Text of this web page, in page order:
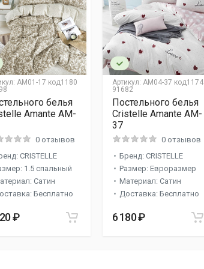
AM01-17 код1180
белья
Amante AM-
0 отзывов
CRISTELLE
1.5 спальный
Сатин
Бесплатно
₽
Артикул: AM04-37 код1174
91682
Постельного белья
Cristelle Amante AM-
37
0 отзывов
Бренд: CRISTELLE
Размер: Евроразмер
Материал: Сатин
Доставка: Бесплатно
6 180 ₽